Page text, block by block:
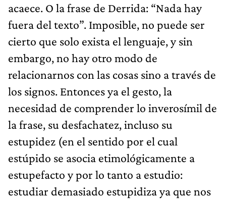
acaece. O la frase de Derrida: “Nada hay
fuera del texto”. Imposible, no puede ser
cierto que solo exista el lenguaje, y sin
embargo, no hay otro modo de
relacionarnos con las cosas sino a través de
los signos. Entonces ya el gesto, la
necesidad de comprender lo inverosímil de
la frase, su desfachatez, incluso su
estupidez (en el sentido por el cual
estúpido se asocia etimológicamente a
estupefacto y por lo tanto a estudio:
estudiar demasiado estupidiza ya que nos